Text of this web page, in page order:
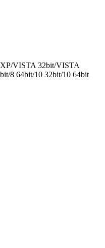
VISTA 32bit/VISTA
8 64bit/10 32bit/10 64bit